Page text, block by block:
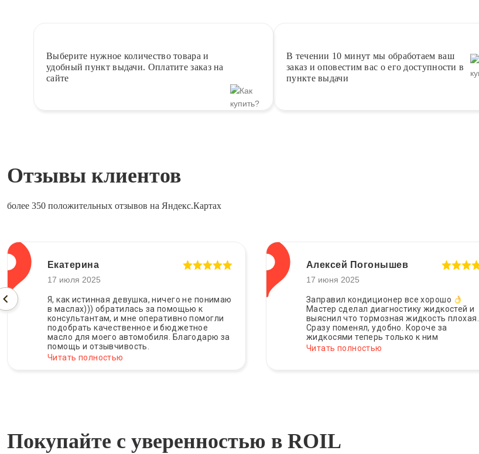
Выберите нужное количество товара и
удобный пункт выдачи. Оплатите заказ на
сайте
В течении 10 минут мы обработаем ваш
заказ и оповестим вас о его доступности в
пункте выдачи
Отзывы клиентов
более 350 положительных отзывов на Яндекс.Картах
Екатерина
17 июля 2025
Я, как истинная девушка, ничего не понимаю
в маслах))) обратилась за помощью к
консультантам, и мне оперативно помогли
подобрать качественное и бюджетное
масло для моего автомобиля. Благодарю за
помощь и отзывчивость.
Читать полностью
Алексей Погонышев
17 июня 2025
Заправил кондиционер все хорошо
Мастер сделал диагностику жидкостей и
выяснил что тормозная жидкость плохая.
Сразу поменял, удобно. Короче за
жидкосями теперь только к ним
Читать полностью
Покупайте с уверенностью в ROIL